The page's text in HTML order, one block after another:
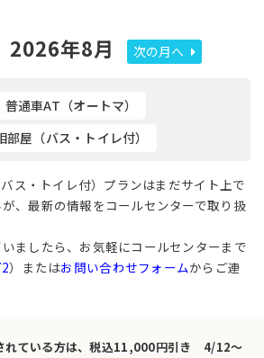
2026年8月 次の月へ
普通車AT（オートマ）
部屋（バス・トイレ付）
ス・トイレ付）プランはまだサイト上で
、最新の情報をコールセンターで取り扱
ましたら、お気軽にコールセンターまで
）またはお問い合わせフォームからご連
れている方は、税込11,000円引き 4/12～